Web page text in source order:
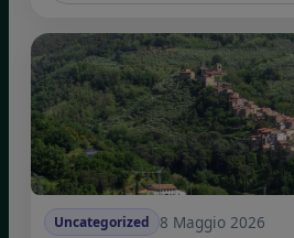
Uncategorized 8 Maggio 2026